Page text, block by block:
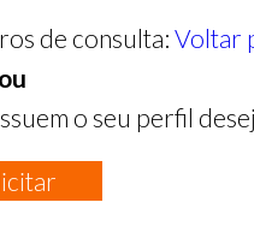
de consulta: Voltar
ou
o seu perfil